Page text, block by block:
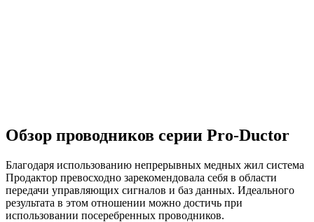
Обзор проводников серии Pro-Ductor
Благодаря использованию непрерывных медных жил система
Продактор превосходно зарекомендовала себя в области
передачи управляющих сигналов и баз данных. Идеального
результата в этом отношении можно достичь при
использовании посеребренных проводников.